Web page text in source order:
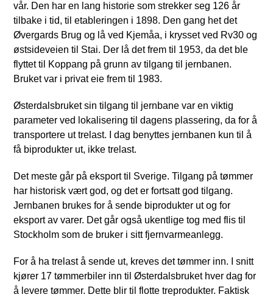
vår. Den har en lang historie som strekker seg 126 år
tilbake i tid, til etableringen i 1898. Den gang het det
Øvergards Brug og lå ved Kjemåa, i krysset ved Rv30 og
østsideveien til Stai. Der lå det frem til 1953, da det ble
flyttet til Koppang på grunn av tilgang til jernbanen.
Bruket var i privat eie frem til 1983.
Østerdalsbruket sin tilgang til jernbane var en viktig
parameter ved lokalisering til dagens plassering, da for å
transportere ut trelast. I dag benyttes jernbanen kun til å
få biprodukter ut, ikke trelast.
Det meste går på eksport til Sverige. Tilgang på tømmer
har historisk vært god, og det er fortsatt god tilgang.
Jernbanen brukes for å sende biprodukter ut og for
eksport av varer. Det går også ukentlige tog med flis til
Stockholm som de bruker i sitt fjernvarmeanlegg.
For å ha trelast å sende ut, kreves det tømmer inn. I snitt
kjører 17 tømmerbiler inn til Østerdalsbruket hver dag for
å levere tømmer. Dette blir til flotte treprodukter. Faktisk